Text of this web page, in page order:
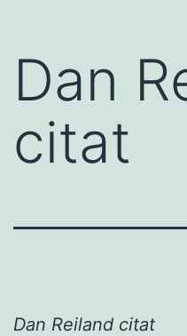
Dan
citat
Dan Reiland citat